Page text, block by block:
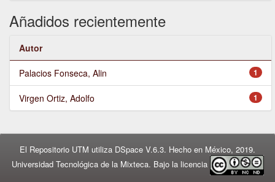
Añadidos recientemente
Autor
1
Palacios Fonseca, Alin
1
Virgen Ortiz, Adolfo
El Repositorio UTM utiliza DSpace V.6.3. Hecho en México, 2019.
Universidad Tecnológica de la Mixteca. Bajo la licencia